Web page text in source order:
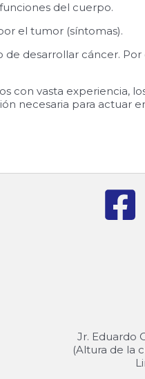
del cuerpo.
el tumor (síntomas).
de desarrollar cáncer.
con vasta experiencia,
necesaria para actuar
Jr. Eduardo
(Altura de la